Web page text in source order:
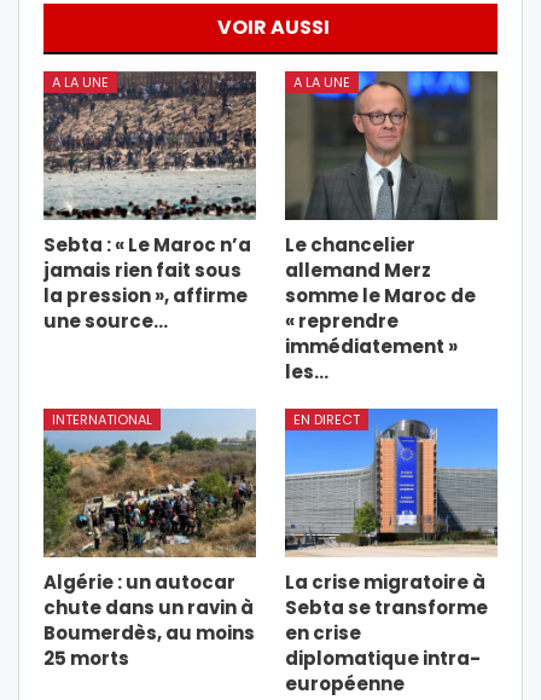
VOIR AUSSI
A LA UNE
Sebta : « Le Maroc n’a
jamais rien fait sous
la pression », affirme
une source…
A LA UNE
Le chancelier
allemand Merz
somme le Maroc de
« reprendre
immédiatement »
les…
INTERNATIONAL
Algérie : un autocar
chute dans un ravin à
Boumerdès, au moins
25 morts
EN DIRECT
La crise migratoire à
Sebta se transforme
en crise
diplomatique intra-
européenne